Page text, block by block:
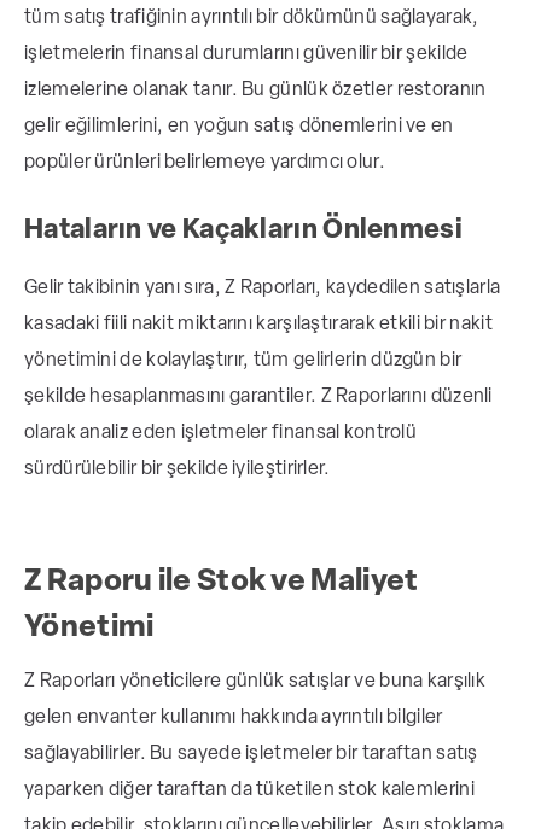
tüm satış trafiğinin ayrıntılı bir dökümünü sağlayarak,
işletmelerin finansal durumlarını güvenilir bir şekilde
izlemelerine olanak tanır. Bu günlük özetler restoranın
gelir eğilimlerini, en yoğun satış dönemlerini ve en
popüler ürünleri belirlemeye yardımcı olur.
Hataların ve Kaçakların Önlenmesi
Gelir takibinin yanı sıra, Z Raporları, kaydedilen satışlarla
kasadaki fiili nakit miktarını karşılaştırarak etkili bir nakit
yönetimini de kolaylaştırır, tüm gelirlerin düzgün bir
şekilde hesaplanmasını garantiler. Z Raporlarını düzenli
olarak analiz eden işletmeler finansal kontrolü
sürdürülebilir bir şekilde iyileştirirler.
Z Raporu ile Stok ve Maliyet
Yönetimi
Z Raporları yöneticilere günlük satışlar ve buna karşılık
gelen envanter kullanımı hakkında ayrıntılı bilgiler
sağlayabilirler. Bu sayede işletmeler bir taraftan satış
yaparken diğer taraftan da tüketilen stok kalemlerini